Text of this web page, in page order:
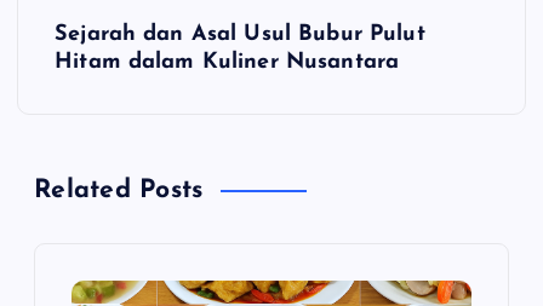
s
Sejarah dan Asal Usul Bubur Pulut
Hitam dalam Kuliner Nusantara
Related Posts